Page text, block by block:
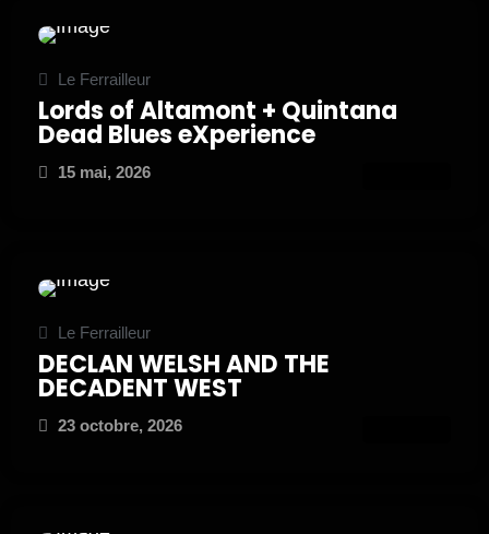
Le Ferrailleur
Lords of Altamont + Quintana
Dead Blues eXperience
15 mai, 2026
Le Ferrailleur
DECLAN WELSH AND THE
DECADENT WEST
23 octobre, 2026